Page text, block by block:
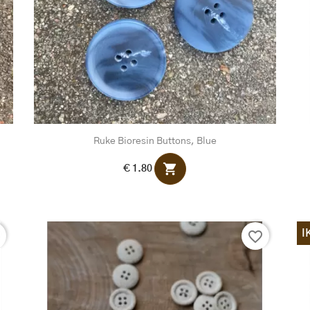
Ruke Bioresin Buttons, Blue
€ 1.80 shopping_cart
favorite_border